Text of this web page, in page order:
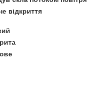
відкриття